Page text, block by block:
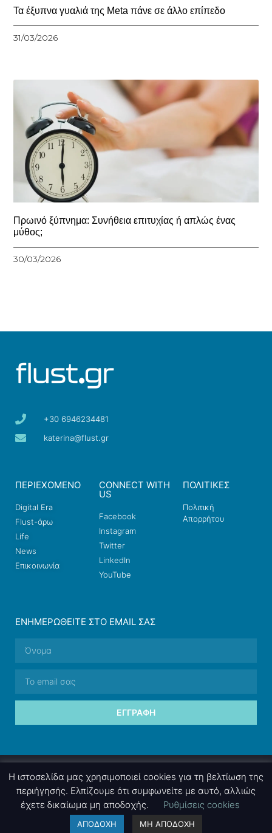
Τα έξυπνα γυαλιά της Meta πάνε σε άλλο επίπεδο
31/03/2026
Πρωινό ξύπνημα: Συνήθεια επιτυχίας ή απλώς ένας
μύθος;
30/03/2026
+30 6946234481
katerina@flust.gr
ΠΕΡΙΕΧΟΜΕΝΟ
Digital Era
Flust-άρω
Life
News
Επικοινωνία
CONNECT WITH
US
Facebook
Instagram
Twitter
LinkedIn
YouTube
ΠΟΛΙΤΙΚΕΣ
Πολιτική
Απορρήτου
ΕΝΗΜΕΡΩΘΕΊΤΕ ΣΤΟ EMAIL ΣΑΣ
ΕΓΓΡΑΦΉ
nettings, ltd . Powered bymgk
Η ιστοσελίδα μας χρησιμοποιεί cookies για τη βελτίωση της
περιήγησής. Ελπίζουμε ότι συμφωνείτε με αυτό, αλλιώς
έχετε δικαίωμα μη αποδοχής.
Ρυθμίσεις cookies
ΑΠΟΔΟΧΗ ΜΗ ΑΠΟΔΟΧΗ